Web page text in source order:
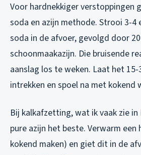
Voor hardnekkiger verstoppingen
soda en azijn methode. Strooi 3-4
soda in de afvoer, gevolgd door
schoonmaakazijn. Die bruisende
aanslag los te weken. Laat het
intrekken en spoel na met kokend
Bij kalkafzetting, wat ik vaak zie
pure azijn het beste. Verwarm
kokend maken) en giet dit in de